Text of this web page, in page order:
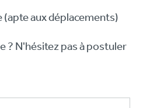
aux déplacements)
? N'hésitez pas à postuler